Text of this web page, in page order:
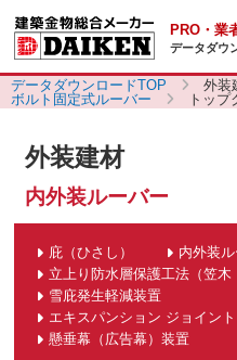
PRO・業
データダウ
データダウンロードTOP 外装
ボルト固定式ルーバー
トップ
外装建材
内外装ルーバー
庇（ひさし） 内外装
立上り防水層保護工法（笠木
雪庇発生軽減装置
エキスパンション ジョイン
懸垂幕（広告幕）装置